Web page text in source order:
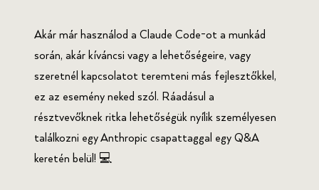
Akár már használod a Claude Code-ot a munkád
során, akár kíváncsi vagy a lehetőségeire, vagy
szeretnél kapcsolatot teremteni más fejlesztőkkel,
ez az esemény neked szól. Ráadásul a
résztvevőknek ritka lehetőségük nyílik személyesen
találkozni egy Anthropic csapattaggal egy Q&A
keretén belül! 💻